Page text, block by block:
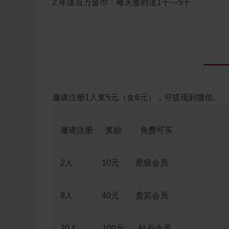
2.年送百万金币：每天签到送1千—5千
邀请注册1人奖5元（女6元），可提现到微信。
邀请注册 奖励 免费可买
2人 10元 星级会员
8人 40元 贵宾会员